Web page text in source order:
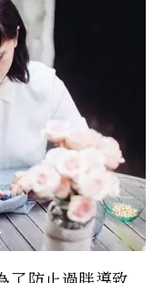
了防止過胖導致